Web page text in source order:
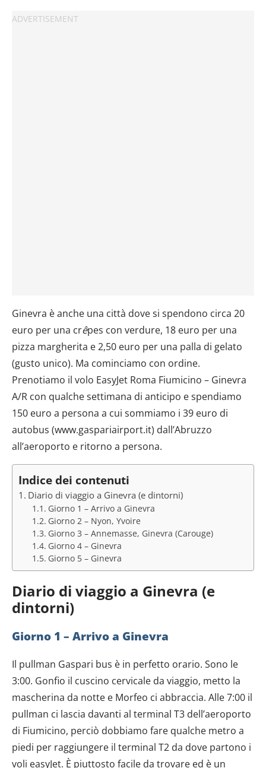
Ginevra è anche una città dove si spendono circa 20
euro per una crêpes con verdure, 18 euro per una
pizza margherita e 2,50 euro per una palla di gelato
(gusto unico). Ma cominciamo con ordine.
Prenotiamo il volo EasyJet Roma Fiumicino – Ginevra
A/R con qualche settimana di anticipo e spendiamo
150 euro a persona a cui sommiamo i 39 euro di
autobus (www.gaspariairport.it) dall’Abruzzo
all’aeroporto e ritorno a persona.
Indice dei contenuti
Diario di viaggio a Ginevra (e dintorni)
Giorno 1 – Arrivo a Ginevra
Giorno 2 – Nyon, Yvoire
Giorno 3 – Annemasse, Ginevra (Carouge)
Giorno 4 – Ginevra
Giorno 5 – Ginevra
Diario di viaggio a Ginevra (e
dintorni)
Giorno 1 – Arrivo a Ginevra
Il pullman Gaspari bus è in perfetto orario. Sono le
3:00. Gonfio il cuscino cervicale da viaggio, metto la
mascherina da notte e Morfeo ci abbraccia. Alle 7:00 il
pullman ci lascia davanti al terminal T3 dell’aeroporto
di Fiumicino, perciò dobbiamo fare qualche metro a
piedi per raggiungere il terminal T2 da dove partono i
voli easyJet. È piuttosto facile da trovare ed è un